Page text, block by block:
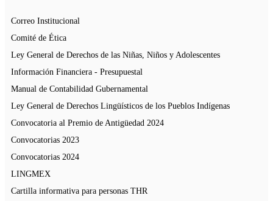
Correo Institucional
Comité de Ética
Ley General de Derechos de las Niñas, Niños y Adolescentes
Información Financiera - Presupuestal
Manual de Contabilidad Gubernamental
Ley General de Derechos Lingüísticos de los Pueblos Indígenas
Convocatoria al Premio de Antigüedad 2024
Convocatorias 2023
Convocatorias 2024
LINGMEX
Cartilla informativa para personas THR